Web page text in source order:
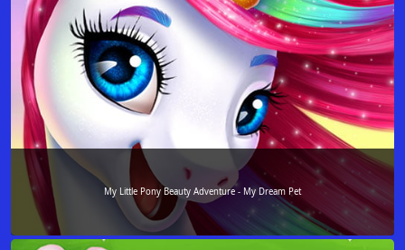
My Little Pony Beauty Adventure - My Dream Pet